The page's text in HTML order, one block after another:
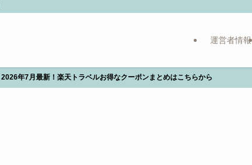
運営者情報
2026年7月最新！楽天トラベルお得なクーポンまとめはこちらから